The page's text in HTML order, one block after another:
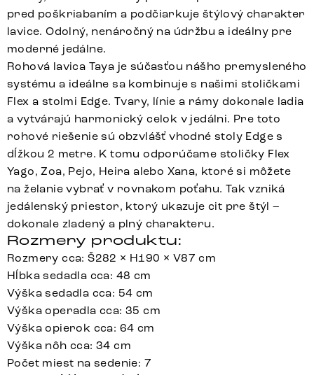
pred poškriabaním a podčiarkuje štýlový charakter
lavice. Odolný, nenáročný na údržbu a ideálny pre
moderné jedálne.
Rohová lavica Taya je súčasťou nášho premysleného
systému a ideálne sa kombinuje s našimi stoličkami
Flex a stolmi Edge. Tvary, línie a rámy dokonale ladia
a vytvárajú harmonický celok v jedálni. Pre toto
rohové riešenie sú obzvlášť vhodné stoly Edge s
dĺžkou 2 metre. K tomu odporúčame stoličky Flex
Yago, Zoa, Pejo, Heira alebo Xana, ktoré si môžete
na želanie vybrať v rovnakom poťahu. Tak vzniká
jedálenský priestor, ktorý ukazuje cit pre štýl –
dokonale zladený a plný charakteru.
Rozmery produktu:
Rozmery cca: Š282 × H190 × V87 cm
Hĺbka sedadla cca: 48 cm
Výška sedadla cca: 54 cm
Výška operadla cca: 35 cm
Výška opierok cca: 64 cm
Výška nôh cca: 34 cm
Počet miest na sedenie: 7